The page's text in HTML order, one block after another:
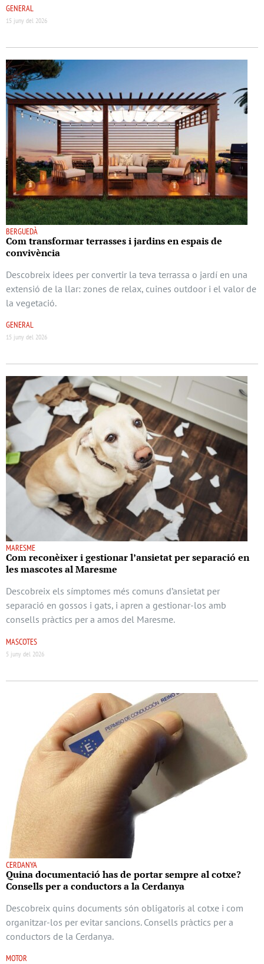
GENERAL
15 juny del 2026
BERGUEDÀ
Com transformar terrasses i jardins en espais de
convivència
Descobreix idees per convertir la teva terrassa o jardí en una
extensió de la llar: zones de relax, cuines outdoor i el valor de
la vegetació.
GENERAL
15 juny del 2026
MARESME
Com reconèixer i gestionar l’ansietat per separació en
les mascotes al Maresme
Descobreix els símptomes més comuns d’ansietat per
separació en gossos i gats, i apren a gestionar-los amb
consells pràctics per a amos del Maresme.
MASCOTES
5 juny del 2026
CERDANYA
Quina documentació has de portar sempre al cotxe?
Consells per a conductors a la Cerdanya
Descobreix quins documents són obligatoris al cotxe i com
organitzar-los per evitar sancions. Consells pràctics per a
conductors de la Cerdanya.
MOTOR